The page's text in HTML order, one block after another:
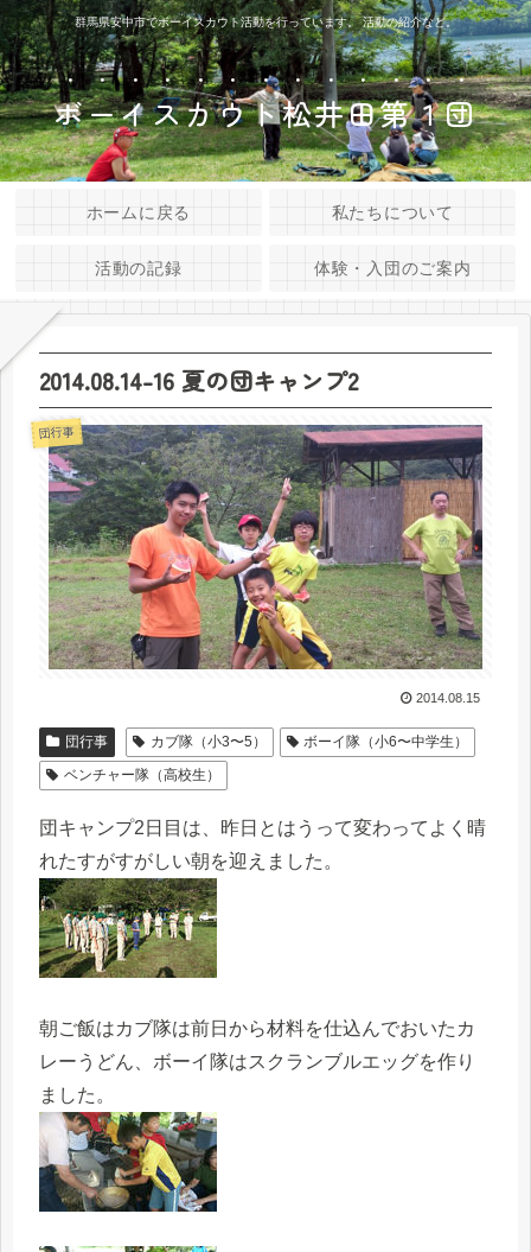
群馬県安中市でボーイスカウト活動を行っています。 活動の紹介など。
ボーイスカウト松井田第１団
ホームに戻る 私たちについて
活動の記録 体験・入団のご案内
2014.08.14-16 夏の団キャンプ2
団行事
2014.08.15
団行事 カブ隊（小3〜5）
ボーイ隊（小6〜中学生）
ベンチャー隊（高校生）
団キャンプ2日目は、昨日とはうって変わってよく晴
れたすがすがしい朝を迎えました。
朝ご飯はカブ隊は前日から材料を仕込んでおいたカ
レーうどん、ボーイ隊はスクランブルエッグを作り
ました。